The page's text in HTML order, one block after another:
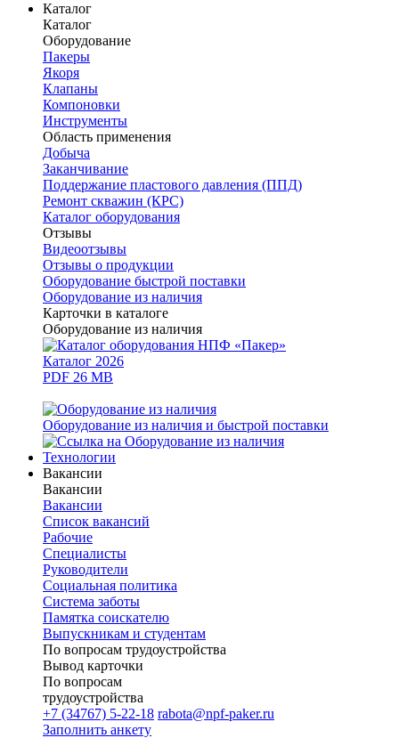
Каталог
Каталог
Оборудование
Пакеры
Якоря
Клапаны
Компоновки
Инструменты
Область применения
Добыча
Заканчивание
Поддержание пластового давления (ППД)
Ремонт скважин (КРС)
Каталог оборудования
Отзывы
Видеоотзывы
Отзывы о продукции
Оборудование быстрой поставки
Оборудование из наличия
Карточки в каталоге
Оборудование из наличия
Каталог 2026
PDF 26 MB
Оборудование из наличия и быстрой поставки
Технологии
Вакансии
Вакансии
Вакансии
Список вакансий
Рабочие
Специалисты
Руководители
Cоциальная политика
Система заботы
Памятка соискателю
Выпускникам и студентам
По вопросам трудоустройства
Вывод карточки
По вопросам
трудоустройства
+7 (34767) 5-22-18 rabota@npf-paker.ru
Заполнить анкету